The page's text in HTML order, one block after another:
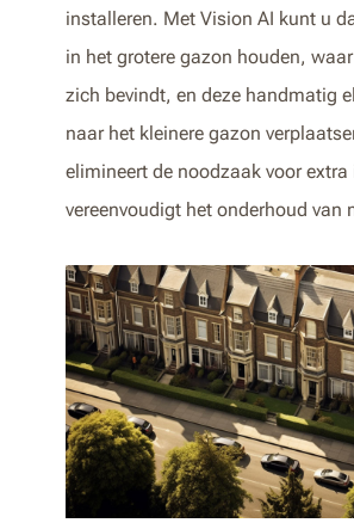
installeren. Met Vision AI kunt u
in het grotere gazon houden,
zich bevindt, en deze handmatig
naar het kleinere gazon
elimineert de noodzaak voor
vereenvoudigt het onderhoud van